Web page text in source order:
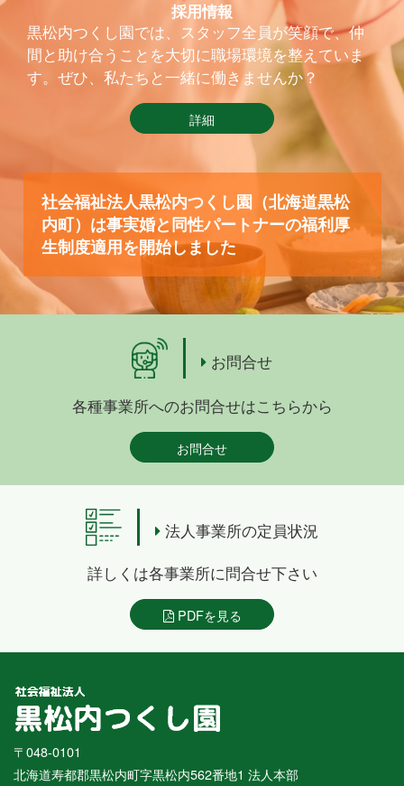
採用情報
黒松内つくし園では、スタッフ全員が笑顔で、仲
間と助け合うことを大切に職場環境を整えていま
す。ぜひ、私たちと一緒に働きませんか？
詳細
社会福祉法人黒松内つくし園（北海道黒松
内町）は事実婚と同性パートナーの福利厚
生制度適用を開始しました
お問合せ
各種事業所へのお問合せはこちらから
お問合せ
法人事業所の定員状況
詳しくは各事業所に問合せ下さい
PDFを見る
〒048-0101
北海道寿都郡黒松内町字黒松内562番地1 法人本部